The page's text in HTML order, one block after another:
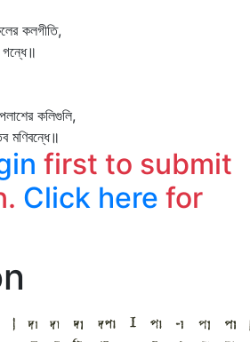
কলগীতি,
কলিগুলি,
first to submit
Click here for